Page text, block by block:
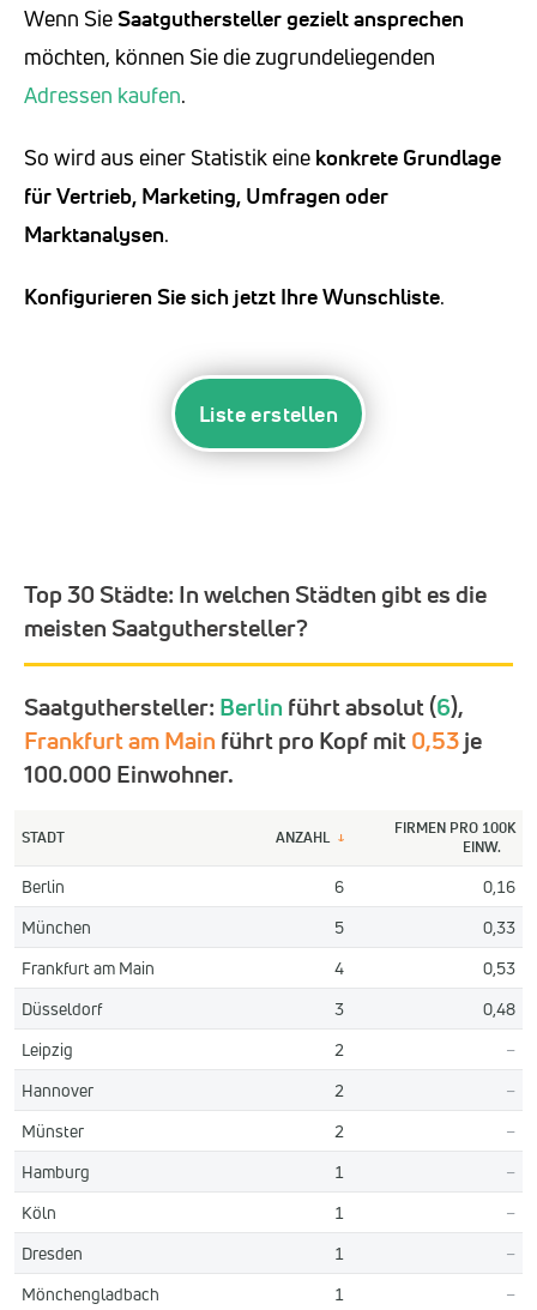
Wenn SieSaatgutherstellergezielt ansprechen
möchten, können Sie die zugrundeliegenden
Adressen kaufen.
So wird aus einer Statistik eine konkrete Grundlage
für Vertrieb, Marketing, Umfragen oder
Marktanalysen.
Konfigurieren Sie sich jetzt Ihre Wunschliste.
Liste erstellen
Top 30 Städte: In welchen Städten gibt es die
meisten Saatguthersteller?
Saatguthersteller: Berlin führt absolut (6),
Frankfurt am Main führt pro Kopf mit0,53je
100.000 Einwohner.
STADT ANZAHL ↓
FIRMEN PRO 100K
EINW.
Berlin 6
0,16
München
5
0,33
Frankfurt am Main
4
0,53
Düsseldorf
3
0,48
Leipzig
2
–
Hannover
2
–
Münster
2
–
Hamburg
1
–
Köln
1
–
Dresden
1
–
Mönchengladbach
1
–